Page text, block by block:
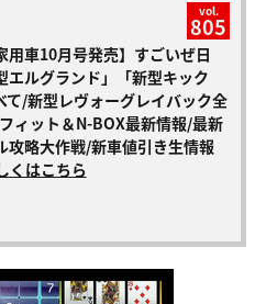
vol.
805
用車10月号発売】すごいぜ日
エルグランド」「新型キック
て/新型レヴォーグレイバック全
ィット＆N-BOX最新情報/最新
攻略大作戦/新車値引き生情報
くはこちら